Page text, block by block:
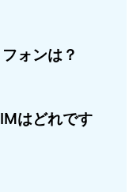
ォンは？
はどれです